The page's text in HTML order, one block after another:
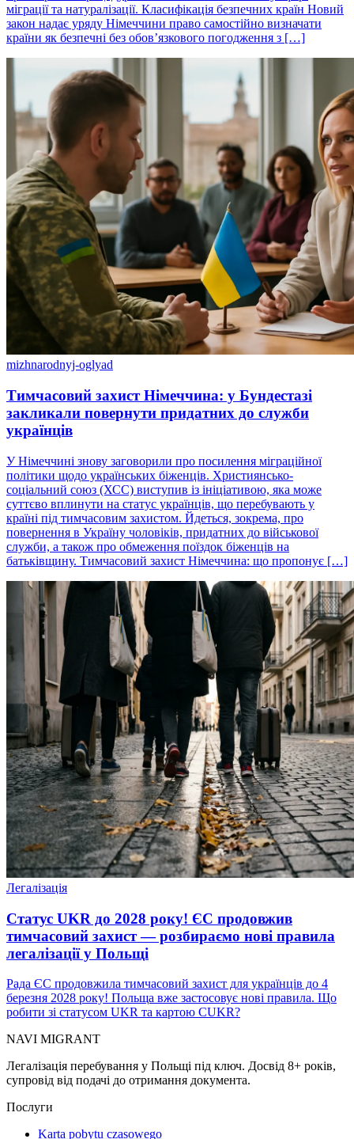
міграції та натуралізації. Класифікація безпечних країн Новий
закон надає уряду Німеччини право самостійно визначати
країни як безпечні без обов’язкового погодження з […]
mizhnarodnyj-oglyad
Тимчасовий захист Німеччина: у Бундестазі
закликали повернути придатних до служби
українців
У Німеччині знову заговорили про посилення міграційної
політики щодо українських біженців. Християнсько-
соціальний союз (ХСС) виступив із ініціативою, яка може
суттєво вплинути на статус українців, що перебувають у
країні під тимчасовим захистом. Йдеться, зокрема, про
повернення в Україну чоловіків, придатних до військової
служби, а також про обмеження поїздок біженців на
батьківщину. Тимчасовий захист Німеччина: що пропонує […]
Легалізація
Статус UKR до 2028 року! ЄС продовжив
тимчасовий захист — розбираємо нові правила
легалізації у Польщі
Рада ЄС продовжила тимчасовий захист для українців до 4
березня 2028 року! Польща вже застосовує нові правила. Що
робити зі статусом UKR та картою CUKR?
NAVI MIGRANT
Легалізація перебування у Польщі під ключ. Досвід 8+ років,
супровід від подачі до отримання документа.
Послуги
Karta pobytu czasowego